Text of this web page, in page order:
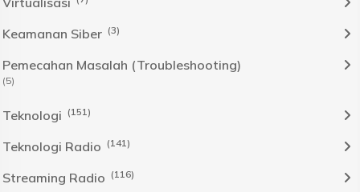
Keamanan Siber (3)
Pemecahan Masalah (Troubleshooting)
(5)
Teknologi (151)
Teknologi Radio (141)
Streaming Radio (116)